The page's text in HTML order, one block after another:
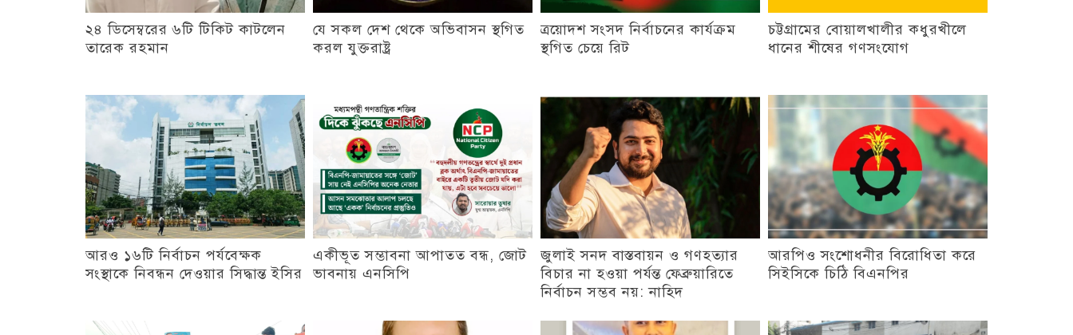
২৪ ডিসেম্বরের ৬টি টিকিট কাটলেন
তারেক রহমান
যে সকল দেশ থেকে অভিবাসন স্থগিত
করল যুক্তরাষ্ট্র
ত্রয়োদশ সংসদ নির্বাচনের কার্যক্রম
স্থগিত চেয়ে রিট
চট্টগ্রামের বোয়ালখালীর কধুরখীলে
ধানের শীষের গণসংযোগ
আরও ১৬টি নির্বাচন পর্যবেক্ষক
সংস্থাকে নিবন্ধন দেওয়ার সিদ্ধান্ত ইসির
একীভূত সম্ভাবনা আপাতত বন্ধ, জোট
ভাবনায় এনসিপি
জুলাই সনদ বাস্তবায়ন ও গণহত্যার
বিচার না হওয়া পর্যন্ত ফেব্রুয়ারিতে
নির্বাচন সম্ভব নয়: নাহিদ
আরপিও সংশোধনীর বিরোধিতা করে
সিইসিকে চিঠি বিএনপির